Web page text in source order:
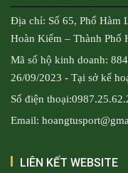
Địa chỉ: Số 65, Phố Hàm
Hoàn Kiếm – Thành Phố
Mã số hộ kinh doanh:
26/09/2023 - Tại sở kế
Số điện
Email:
LIÊN KẾT WEBSITE